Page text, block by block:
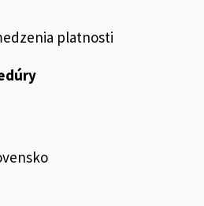
platnosti